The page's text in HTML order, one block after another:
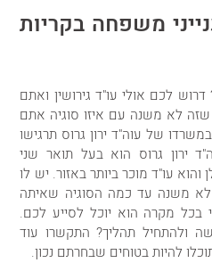
משפחה בקריות
לכם אולי עו"ד גירושין ואתם
לא משנה עם איזו סוגיה אתם
של עוה"ד ירון גרוס תרגישו
ירון גרוס הוא בעל תואר שני
עו"ד מוכר ביותר באזור. יש לו
לא משנה עד כמה הסוגיה שאיתה
מקרה הוא יוכל לסייע לכם.
ולהתחיל תהליך? התקשרו עוד
להיות בטוחים שבחרתם נכון.